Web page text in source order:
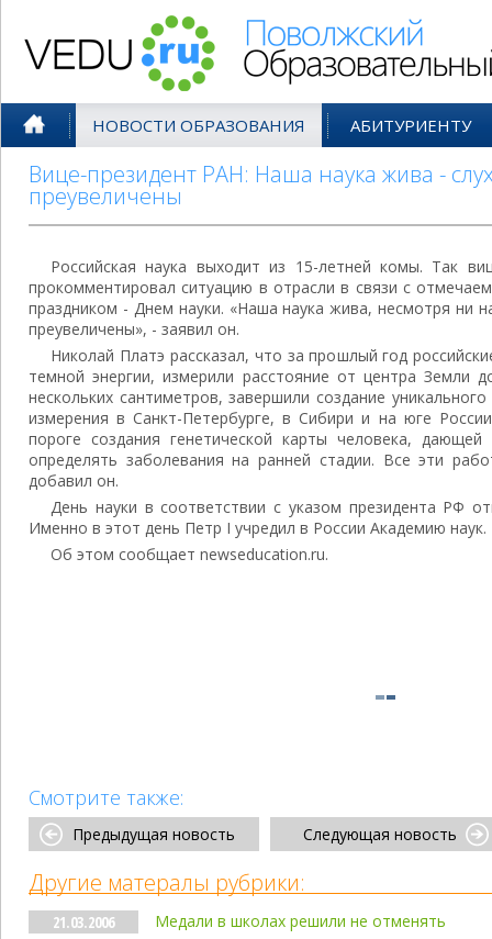
НОВОСТИ ОБРАЗОВАНИЯ АБИТУРИЕНТУ
Вице-президент РАН: Наша наука жива -
преувеличены
Российская наука выходит из 15-летней комы. Так
прокомментировал ситуацию в отрасли в связи с
праздником - Днем науки. «Наша наука жива, несмотря ни
преувеличены», - заявил он.
Николай Платэ рассказал, что за прошлый год
темной энергии, измерили расстояние от центра Земли
нескольких сантиметров, завершили создание
измерения в Санкт-Петербурге, в Сибири и на юге
пороге создания генетической карты человека,
определять заболевания на ранней стадии. Все эти
добавил он.
День науки в соответствии с указом президента РФ
Именно в этот день Петр I учредил в России Академию наук.
Об этом сообщает newseducation.ru.
Смотрите также:
Предыдущая новость Следующая новость
Другие матералы рубрики:
21.03.2006
Медали в школах решили не отменять